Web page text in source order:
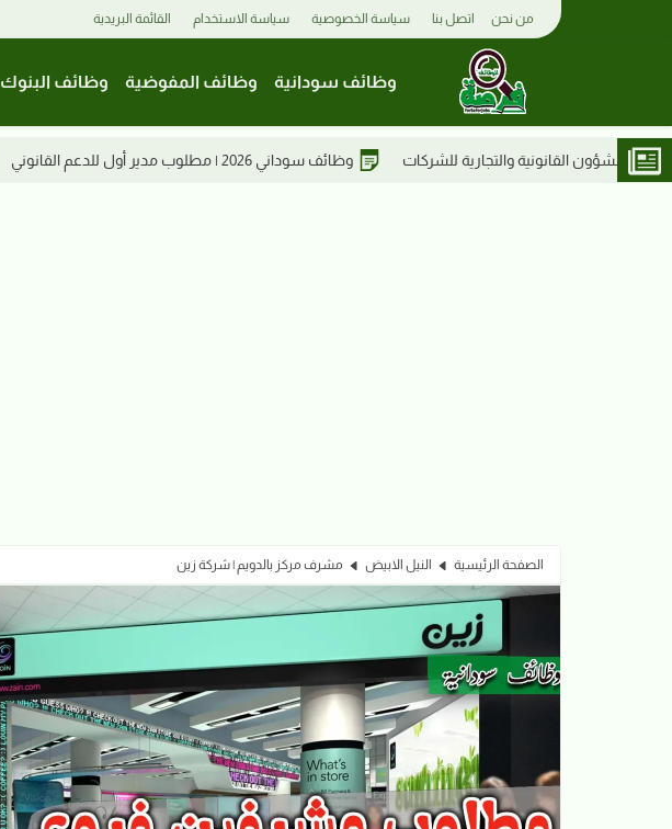
من نحن اتصل بنا سياسة الخصوصية سياسة الاستخدام القائمة البريدية
وظائف سودانية وظائف المفوضية وظائف البنوك
وظائف سوداني 2026 | مطلوب مدير أول للدعم القانوني وظائف بنك الخرطوم 2026 | مطلوب مساعد/ة المؤسسات المالية بالرئاسة
الصفحة الرئيسية النيل الابيض مشرف مركز بالدويم | شركة زين